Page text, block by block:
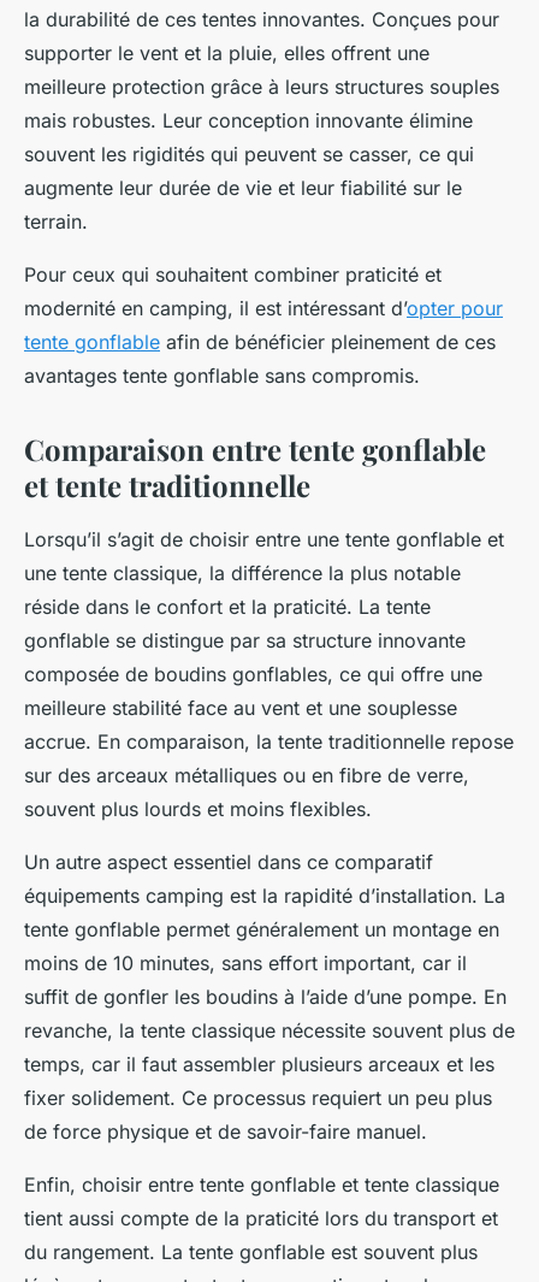
la durabilité de ces tentes innovantes. Conçues pour
supporter le vent et la pluie, elles offrent une
meilleure protection grâce à leurs structures souples
mais robustes. Leur conception innovante élimine
souvent les rigidités qui peuvent se casser, ce qui
augmente leur durée de vie et leur fiabilité sur le
terrain.
Pour ceux qui souhaitent combiner praticité et
modernité en camping, il est intéressant d’opter pour
tente gonflable afin de bénéficier pleinement de ces
avantages tente gonflable sans compromis.
Comparaison entre tente gonflable
et tente traditionnelle
Lorsqu’il s’agit de choisir entre une tente gonflable et
une tente classique, la différence la plus notable
réside dans le confort et la praticité. La tente
gonflable se distingue par sa structure innovante
composée de boudins gonflables, ce qui offre une
meilleure stabilité face au vent et une souplesse
accrue. En comparaison, la tente traditionnelle repose
sur des arceaux métalliques ou en fibre de verre,
souvent plus lourds et moins flexibles.
Un autre aspect essentiel dans ce comparatif
équipements camping est la rapidité d’installation. La
tente gonflable permet généralement un montage en
moins de 10 minutes, sans effort important, car il
suffit de gonfler les boudins à l’aide d’une pompe. En
revanche, la tente classique nécessite souvent plus de
temps, car il faut assembler plusieurs arceaux et les
fixer solidement. Ce processus requiert un peu plus
de force physique et de savoir-faire manuel.
Enfin, choisir entre tente gonflable et tente classique
tient aussi compte de la praticité lors du transport et
du rangement. La tente gonflable est souvent plus